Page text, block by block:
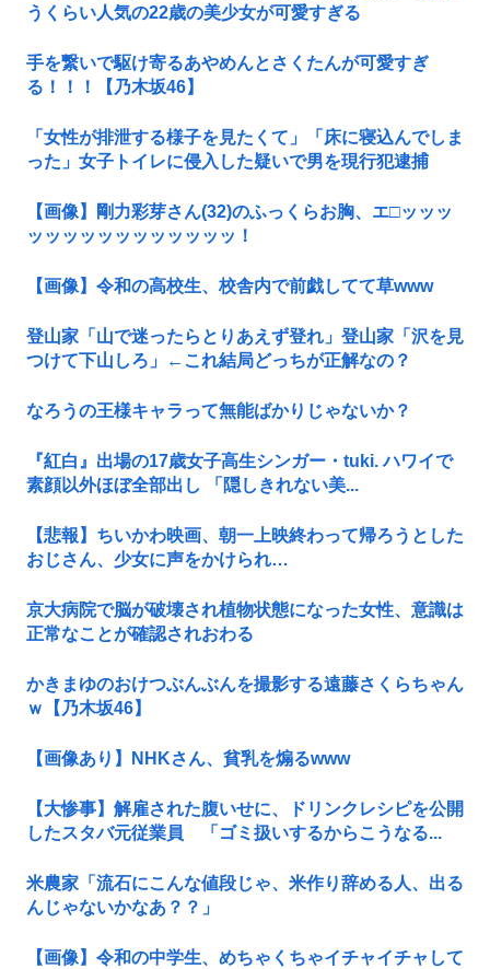
うくらい人気の22歳の美少女が可愛すぎる
手を繋いで駆け寄るあやめんとさくたんが可愛すぎ
る！！！【乃木坂46】
「女性が排泄する様子を見たくて」「床に寝込んでしま
った」女子トイレに侵入した疑いで男を現行犯逮捕
【画像】剛力彩芽さん(32)のふっくらお胸、エ□ッッッ
ッッッッッッッッッッッッ！
【画像】令和の高校生、校舎内で前戯してて草www
登山家「山で迷ったらとりあえず登れ」登山家「沢を見
つけて下山しろ」←これ結局どっちが正解なの？
なろうの王様キャラって無能ばかりじゃないか？
『紅白』出場の17歳女子高生シンガー・tuki. ハワイで
素顔以外ほぼ全部出し 「隠しきれない美...
【悲報】ちいかわ映画、朝一上映終わって帰ろうとした
おじさん、少女に声をかけられ…
京大病院で脳が破壊され植物状態になった女性、意識は
正常なことが確認されおわる
かきまゆのおけつぶんぶんを撮影する遠藤さくらちゃん
ｗ【乃木坂46】
【画像あり】NHKさん、貧乳を煽るwww
【大惨事】解雇された腹いせに、ドリンクレシピを公開
したスタバ元従業員 「ゴミ扱いするからこうなる...
米農家「流石にこんな値段じゃ、米作り辞める人、出る
んじゃないかなあ？？」
【画像】令和の中学生、めちゃくちゃイチャイチャして